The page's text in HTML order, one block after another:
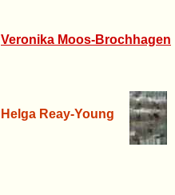
Veronika Moos-Brochhagen
Helga Reay-Young